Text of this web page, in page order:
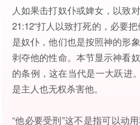
人如果击打奴仆或婢女，以致
21:12“打人以致打死的，必要
是奴仆，他们也是按照神的形
剥夺他的性命。本节显示神看
的条例，这在当代是一大跃进
是主人也无权杀害他。
“他必要受刑”这不是指可以动